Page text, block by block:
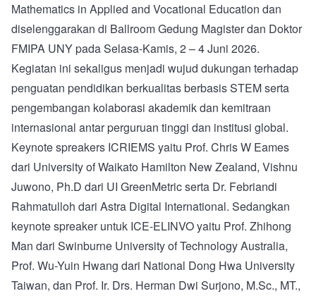
Mathematics in Applied and Vocational Education dan
diselenggarakan di Ballroom Gedung Magister dan Doktor
FMIPA UNY pada Selasa-Kamis, 2 – 4 Juni 2026.
Kegiatan ini sekaligus menjadi wujud dukungan terhadap
penguatan pendidikan berkualitas berbasis STEM serta
pengembangan kolaborasi akademik dan kemitraan
internasional antar perguruan tinggi dan institusi global.
Keynote spreakers ICRIEMS yaitu Prof. Chris W Eames
dari University of Waikato Hamilton New Zealand, Vishnu
Juwono, Ph.D dari UI GreenMetric serta Dr. Febriandi
Rahmatulloh dari Astra Digital International. Sedangkan
keynote spreaker untuk ICE-ELINVO yaitu Prof. Zhihong
Man dari Swinburne University of Technology Australia,
Prof. Wu-Yuin Hwang dari National Dong Hwa University
Taiwan, dan Prof. Ir. Drs. Herman Dwi Surjono, M.Sc., MT.,